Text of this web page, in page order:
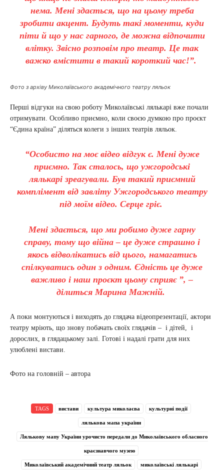
нема. Мені здається, що на цьому треба
зробити акцент. Будуть такі моменти, куди
піти й що у нас гарного, де можна відпочити
влітку. Звісно розповім про театр. Це так
важко вмістити в такий короткий час!”.
Фото з архіву Миколаївського академічного театру ляльок
Перші відгуки на свою роботу Миколаївські лялькарі вже почали
отримувати. Особливо приємно, коли своєю думкою про проєкт
“Єдина країна” діляться колеги з інших театрів ляльок.
“Особисто на моє відео відгук є. Мені дуже
приємно. Так сталось, що ужгородські
лялькарі зреагували. Був такий приємний
комплімент від завліту Ужгородського театру
під моїм відео. Серце гріє.
Мені здається, що ми робимо дуже гарну
справу, тому що війна – це дуже страшно і
якось відволікатись від цього, намагатись
спілкуватись один з одним. Єдність це дуже
важливо і наш проєкт цьому сприяє ”, –
ділиться Марина Мажній.
А поки монтуються і виходять до глядача відеопрезентації, актори
театру мріють, що знову побачать своїх глядачів – і дітей, і
дорослих, в глядацькому залі. Готові і надалі грати для них
улюблені вистави.
Фото на головній – автора
TAGS вистави культура миколаєва культурні події
лялькова мапа україни
Лялькову мапу України урочисто передали до Миколаївського обласного
краєзнавчого музею
Миколаївський академічний театр ляльок миколаївські лялькарі